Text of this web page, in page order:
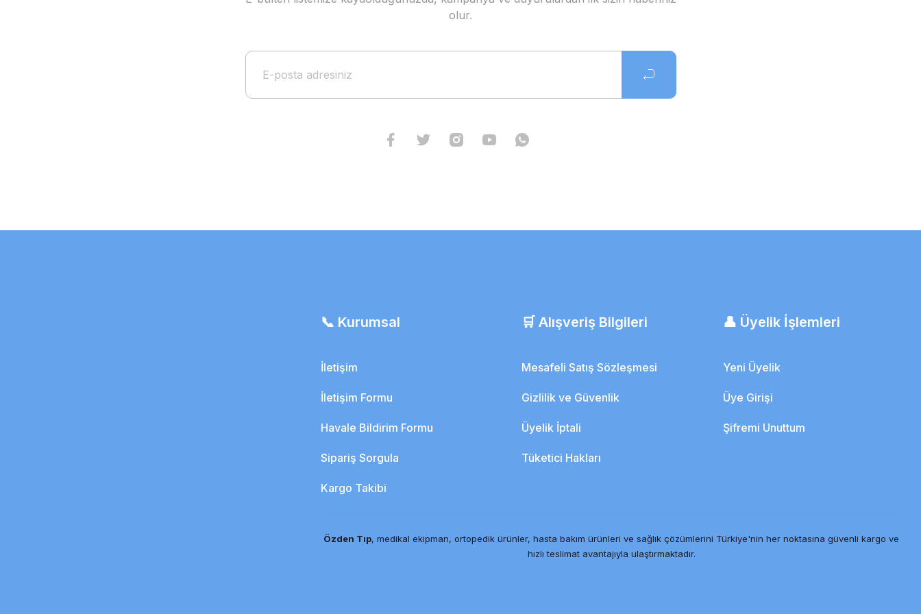
olur.
📞 Kurumsal
İletişim
İletişim Formu
Havale Bildirim Formu
Sipariş Sorgula
Kargo Takibi
🛒 Alışveriş Bilgileri
Mesafeli Satış Sözleşmesi
Gizlilik ve Güvenlik
Üyelik İptali
Tüketici Hakları
👤 Üyelik İşlemleri
Yeni Üyelik
Üye Girişi
Şifremi Unuttum
Özden Tıp, medikal ekipman, ortopedik ürünler, hasta bakım ürünleri ve sağlık çözümlerini Türkiye'nin her noktasına güvenli kargo ve
hızlı teslimat avantajıyla ulaştırmaktadır.